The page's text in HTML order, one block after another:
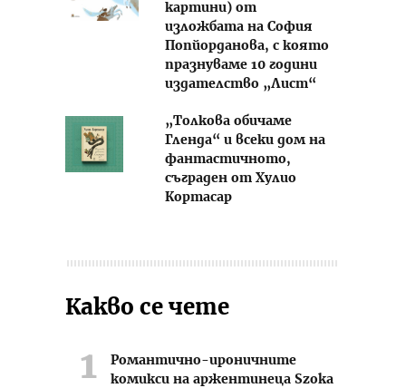
картини) от
изложбата на София
Попйорданова, с която
празнуваме 10 години
издателство „Лист“
„Толкова обичаме
Гленда“ и всеки дом на
фантастичното,
съграден от Хулио
Кортасар
Какво се чете
Романтично-ироничните
комикси на аржентинеца Szoka